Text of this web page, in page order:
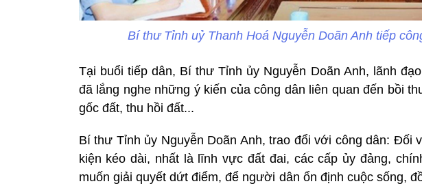
Bí thư Tỉnh uỷ Thanh Hoá Nguyễn Doãn Anh tiếp
Tại buổi tiếp dân, Bí thư Tỉnh ủy Nguyễn Doãn Anh, lãnh
đã lắng nghe những ý kiến của công dân liên quan đến bồi
gốc đất, thu hồi đất...
Bí thư Tỉnh ủy Nguyễn Doãn Anh, trao đổi với công dân: Đối
kiện kéo dài, nhất là lĩnh vực đất đai, các cấp ủy đảng,
muốn giải quyết dứt điểm, để người dân ổn định cuộc sống,